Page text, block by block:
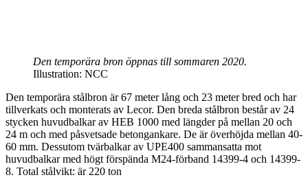
Den temporära bron öppnas till sommaren 2020.
Illustration: NCC
Den temporära stålbron är 67 meter lång och 23 meter bred och har
tillverkats och monterats av Lecor. Den breda stålbron består av 24
stycken huvudbalkar av HEB 1000 med längder på mellan 20 och
24 m och med påsvetsade betongankare. De är överhöjda mellan 40-
60 mm. Dessutom tvärbalkar av UPE400 sammansatta mot
huvudbalkar med högt förspända M24-förband 14399-4 och 14399-
8. Total stålvikt: är 220 ton